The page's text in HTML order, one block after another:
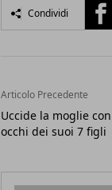
Condividi
Articolo Precedente
Uccide la moglie
occhi dei suoi 7 figli